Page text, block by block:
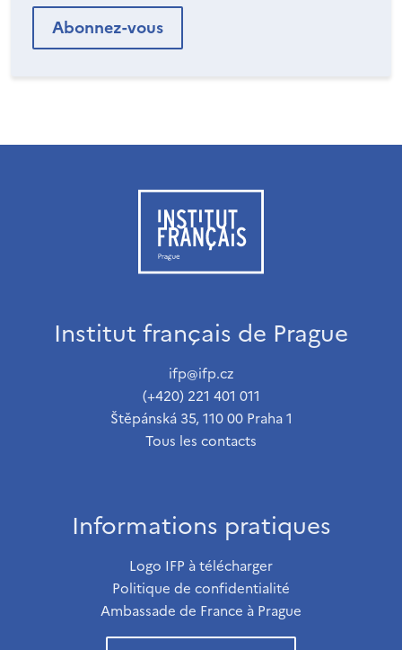
Institut français de Prague
ifp@ifp.cz
(+420) 221 401 011
Štěpánská 35, 110 00 Praha 1
Tous les contacts
Informations pratiques
Logo IFP à télécharger
Politique de confidentialité
Ambassade de France à Prague